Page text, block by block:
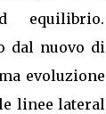
dal nuovo
linee